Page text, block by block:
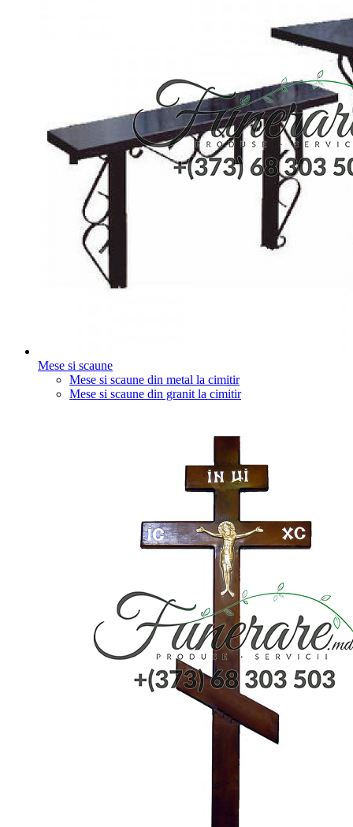
Mese si scaune
Mese si scaune din metal la cimitir
Mese si scaune din granit la cimitir